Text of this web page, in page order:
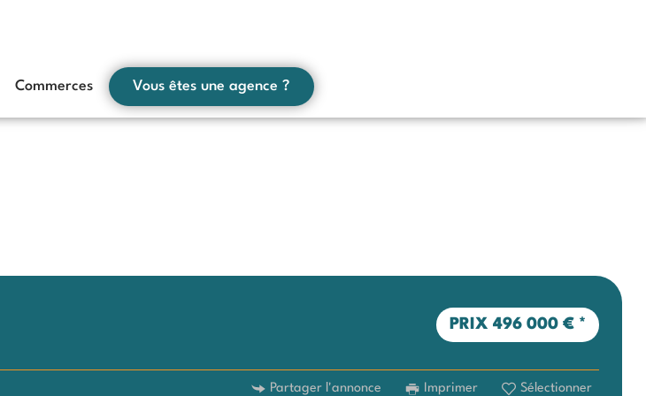
Commerces Vous êtes une agence ?
PRIX 496 000 € *
Partager l'annonce Imprimer Sélectionner